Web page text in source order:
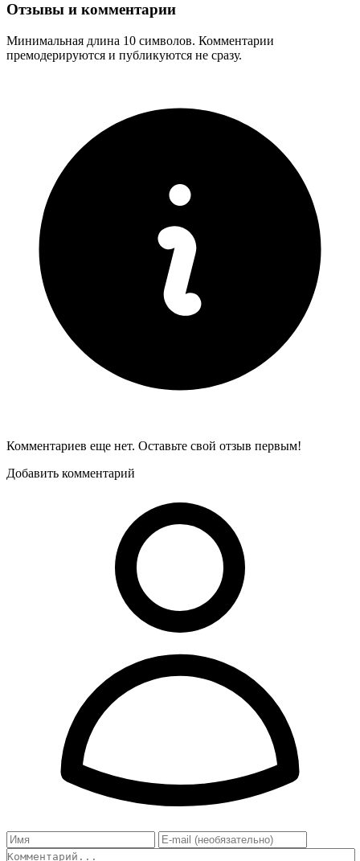
Отзывы и комментарии
Минимальная длина 10 символов. Комментарии
премодерируются и публикуются не сразу.
Комментариев еще нет. Оставьте свой отзыв первым!
Добавить комментарий